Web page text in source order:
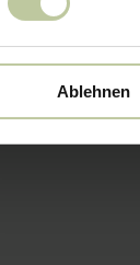
Ablehnen